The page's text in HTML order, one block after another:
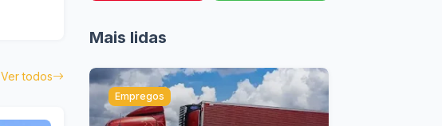
Ver todos
Mais lidas
Empregos